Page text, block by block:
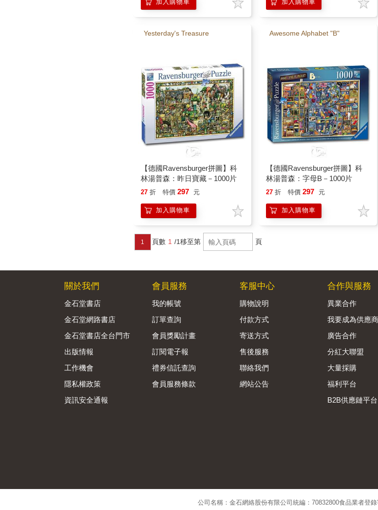
加入購物車 加入購物車
Yesterday's Treasure
【德國Ravensburger拼圖】科
林湯普森：昨日寶藏－1000片
27 折 特價 297 元
加入購物車
Awesome Alphabet "B"
【德國Ravensburger拼圖】科
林湯普森：字母B－1000片
27 折 特價 297 元
加入購物車
1 頁數 1 /1移至第 頁
關於我們
金石堂書店
金石堂網路書店
金石堂書店全台門市
出版情報
工作機會
隱私權政策
資訊安全通報
會員服務
我的帳號
訂單查詢
會員獎勵計畫
訂閱電子報
禮券信託查詢
會員服務條款
客服中心
購物說明
付款方式
寄送方式
售後服務
聯絡我們
網站公告
合作與服務
異業合作
我要成為供應商
廣告合作
分紅大聯盟
大量採購
福利平台
B2B供應鏈平台
公司名稱：金石網絡股份有限公司統編：70832800食品業者登